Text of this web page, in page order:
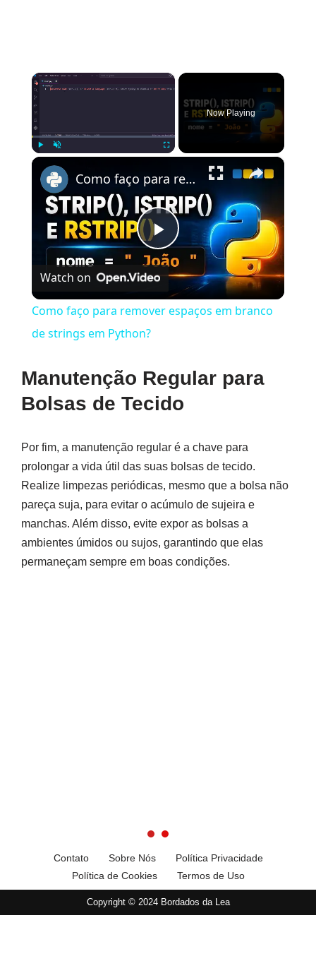
×
Now Playing
×
Play
Video
Como faço para remover espaços em branco de strings em Python?
Watch on
Como faço para remover espaços em branco
de strings em Python?
Manutenção Regular para
Bolsas de Tecido
Por fim, a manutenção regular é a chave para
prolongar a vida útil das suas bolsas de tecido.
Realize limpezas periódicas, mesmo que a bolsa não
pareça suja, para evitar o acúmulo de sujeira e
manchas. Além disso, evite expor as bolsas a
ambientes úmidos ou sujos, garantindo que elas
permaneçam sempre em boas condições.
Contato Sobre Nós
Política Privacidade
Política de Cookies
Termos de Uso
Copyright © 2024 Bordados da Lea